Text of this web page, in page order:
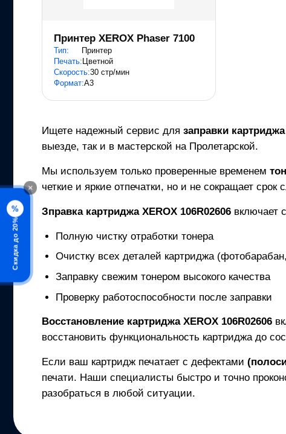
×
%
Скидка до 20%
Принтер XEROX Phaser 7100
Тип:
Принтер
Печать: Цветной
Скорость:30 стр/мин
Формат:A3
Ищете надежный сервис для заправки
выезде, так и в мастерской на Пролетарской.
Мы используем только проверенные временем
четкие и яркие отпечатки, но и не сокращает
Зправка картриджаXEROX 106R02606 включает
Полную чистку отработки тонера
Очистку всех деталей картриджа
Заправку свежим тонером высокого качества
Проверку работоспособности после заправки
Восстановление картриджаXEROX 106R02606
восстановить функциональность картриджа до
Если ваш картридж печатает с дефектами
печати. Наши специалисты быстро и точно
разобраться в любой ситуации.